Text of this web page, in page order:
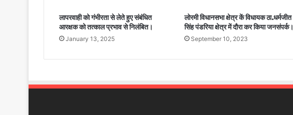
लापरवाही को गंभीरता से लेते हुए संबंधित
आरक्षक को तत्काल प्रभाव से निलंबित।
January 13, 2025
लोरमी विधानसभा क्षेत्र कें विधायक ठा.धर्मजीत
सिंह पंडरिया क्षेत्र में दौरा कर किया जनसंपर्क।
September 10, 2023